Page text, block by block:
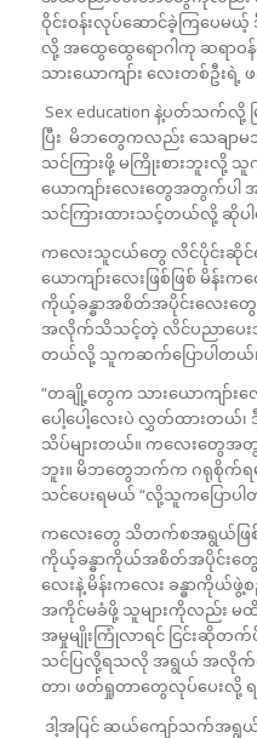
ဝိုင်းဝန်းလုပ်ဆောင်ခဲ့ကြပေမ
လို့ အထွေထွေရောဂါကု ဆရာ
သားယောကျာ်း လေးတစ်ဦးရဲ့
Sex education နဲ့ပတ်သက်လို့ မ
ပြီး မိဘတွေကလည်း သေချ
သင်ကြားဖို့ မကြိုးစားဘူးလို့ သူ
ယောကျာ်းလေးတွေအတွက်ပါ
သင်ကြားထားသင့်တယ်လို့ ဆိုပ
ကလေးသူငယ်တွေ လိင်ပိုင်းဆို
ယောကျာ်းလေးဖြစ်ဖြစ် မိန်
ကိုယ့်ခန္ဓာအစိတ်အပိုင်းလေး
အလိုက်သိသင့်တဲ့ လိင်ပညာပေးအက
တယ်လို့ သူကဆက်ပြောပါတယ်
“တချို့တွေက သားယောကျာ်းလ
ပေါ့ပေါ့လေးပဲ လွှတ်ထားတယ်၊
သိပ်များတယ်။ ကလေးတွေအတွ
ဘူး။ မိဘတွေဘက်က ဂရုစိုက်
သင်ပေးရမယ် “လို့သူကပြောပ
ကလေးတွေ သိတက်စအရွယ်ဖြ
ကိုယ့်ခန္ဓာကိုယ်အစိတ်အပိုင်းတွေ‌အ
လေးနဲ့ မိန်းကလေး ခန္ဓာကိုယ်
အကိုင်မခံဖို့ သူများကိုလည်း
အမှုမျိုးကြုံလာရင် ငြင်းဆိုတ
သင်ပြလို့ရသလို အရွယ် အလိုက်
တာ၊ ဖတ်ရှုတာတွေလုပ်ပေး
ဒါ့အပြင် ဆယ်ကျော်သက်အရွယ်